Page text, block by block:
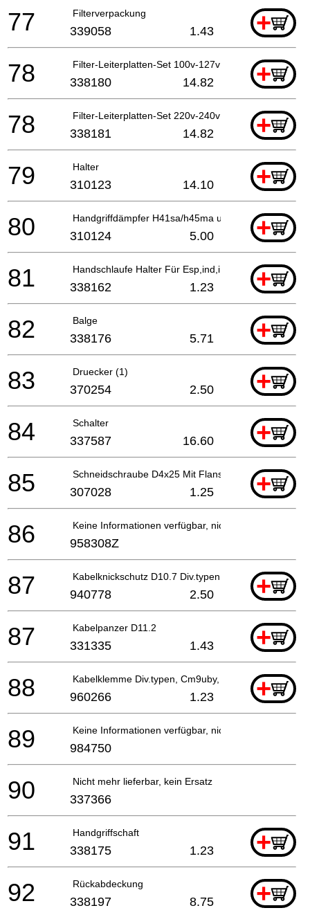
Filterverpackung +
77 339058 1.43
Filter-Leiterplatten-Set 100v-127v +
78 338180 14.82
Filter-Leiterplatten-Set 220v-240v +
78 338181 14.82
Halter +
79 310123 14.10
Handgriffdämpfer H41sa/h45ma u.a. H70sa/h45mr
+
80 310124 5.00
Handschlaufe Halter Für Esp,ind,ina +
81 338162 1.23
Balge +
82 338176 5.71
Druecker (1) +
83 370254 2.50
Schalter +
84 337587 16.60
Schneidschraube D4x25 Mit Flansch (schwarz), H41m
+
85 307028 1.25
Keine Informationen verfügbar, nicht bestellbar
86 958308Z
Kabelknickschutz D10.7 Div.typen, Cm9by, H41mb, G
+
87 940778 2.50
Kabelpanzer D11.2 +
87 331335 1.43
Kabelklemme Div.typen, Cm9uby, G23ss +
88 960266 1.23
Keine Informationen verfügbar, nicht bestellbar
89 984750
Nicht mehr lieferbar, kein Ersatz
90 337366
Handgriffschaft +
91 338175 1.23
Rückabdeckung +
92 338197 8.75